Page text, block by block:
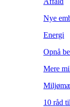
Nye
Energi
Opnå
Mere
10 råd